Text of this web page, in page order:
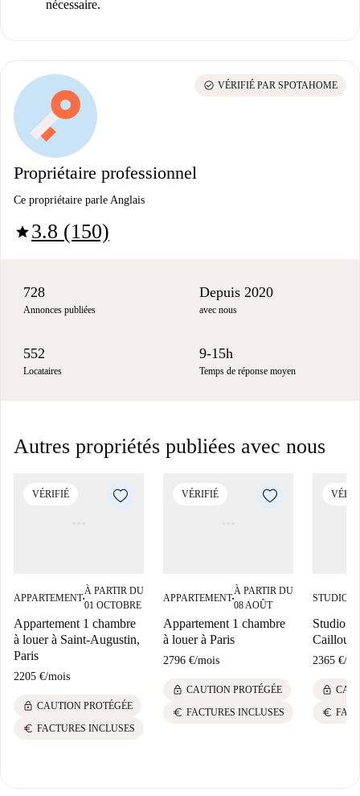
nécessaire.
Propriétaire professionnel
Ce propriétaire parle Anglais
star3.8 (150)
check_circle VÉRIFIÉ PAR SPOTAHOME
728
Annonces publiées
Depuis 2020
avec nous
552
Locataires
9-15h
Temps de réponse moyen
Autres propriétés publiées avec nous
VÉRIFIÉ
APPARTEMENT■
À PARTIR DU
01 OCTOBRE
Appartement 1 chambre
à louer à Saint-Augustin,
Paris
2205 €/mois
lock CAUTION PROTÉGÉE
euro FACTURES INCLUSES
VÉRIFIÉ
APPARTEMENT■
À PARTIR DU
08 AOÛT
Appartement 1 chambre
à louer à Paris
2796 €/mois
lock CAUTION PROTÉGÉE
euro FACTURES INCLUSES
STUDIO
Studio à
Caillou,
2365 €/
lock
euro